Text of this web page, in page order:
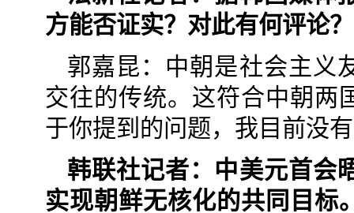
方能否证实？对此有何评论
郭嘉昆：中朝是社会主义
交往的传统。这符合中朝两
于你提到的问题，我目前没
韩联社记者：中美元首会
实现朝鲜无核化的共同目标